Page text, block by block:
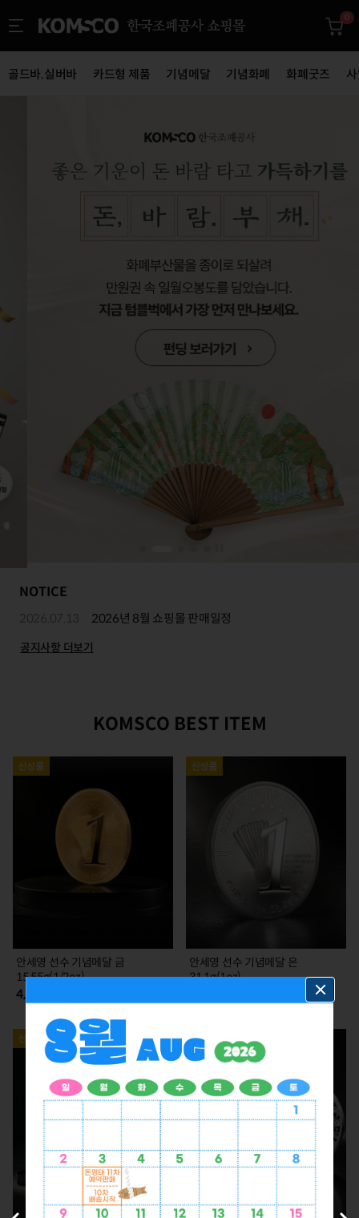
0
골드바.실버바 카드형 제품 기념메달 기념화폐 화폐굿즈
NOTICE
2026.07.13 2026년 8월 쇼핑몰 판매일정
공지사항 더보기
KOMSCO BEST ITEM
안세영 선수 기념메달 금
15.55g(1/2oz)
4,785,000
안세영 선수 기념메달 은
31.1g(1oz)